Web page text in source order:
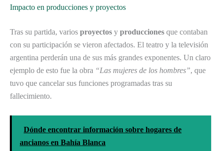
Impacto en producciones y proyectos
Tras su partida, varios proyectos y producciones que contaban
con su participación se vieron afectados. El teatro y la televisión
argentina perderán una de sus más grandes exponentes. Un claro
ejemplo de esto fue la obra “Las mujeres de los hombres”, que
tuvo que cancelar sus funciones programadas tras su
fallecimiento.
Dónde encontrar información sobre hogares de
ancianos en Bahía Blanca